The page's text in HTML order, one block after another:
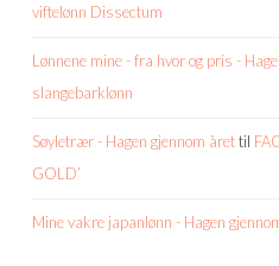
viftelønn Dissectum
Lønnene mine - fra hvor og pris -
slangebarklønn
Søyletrær - Hagen gjennom årettil
GOLD’
Mine vakre japanlønn - Hagen